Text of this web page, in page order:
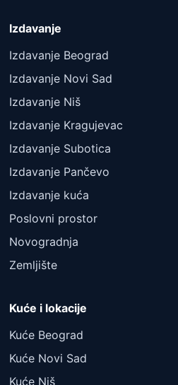
Izdavanje
Izdavanje Beograd
Izdavanje Novi Sad
Izdavanje Niš
Izdavanje Kragujevac
Izdavanje Subotica
Izdavanje Pančevo
Izdavanje kuća
Poslovni prostor
Novogradnja
Zemljište
Kuće i lokacije
Kuće Beograd
Kuće Novi Sad
Kuće Niš